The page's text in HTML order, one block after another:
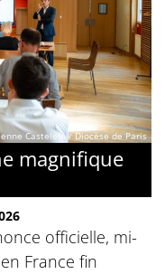
Castelein / Diocèse de Paris
magnifique
officielle, mi-
France fin